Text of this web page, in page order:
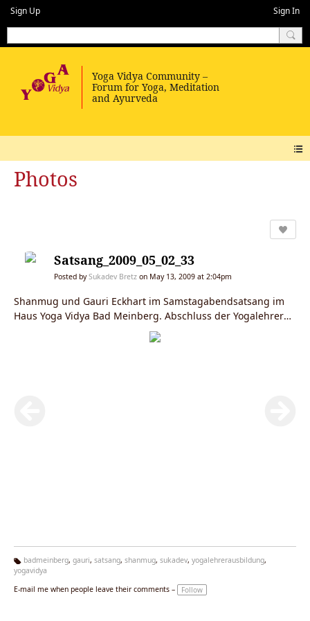
Sign Up Sign In
Photos
Satsang_2009_05_02_33
Posted bySukadev Bretz on May 13, 2009 at 2:04pm
Shanmug und Gauri Eckhart im Samstagabendsatsang im
Haus Yoga Vidya Bad Meinberg. Abschluss der Yogalehrer
www.yoga-vidya.de
Ta
s:
badmeinberg, gauri, satsang, shanmug, sukadev, yogalehrerausbildung,
yogavidya
E-mail me when people leave their comments –
Follow